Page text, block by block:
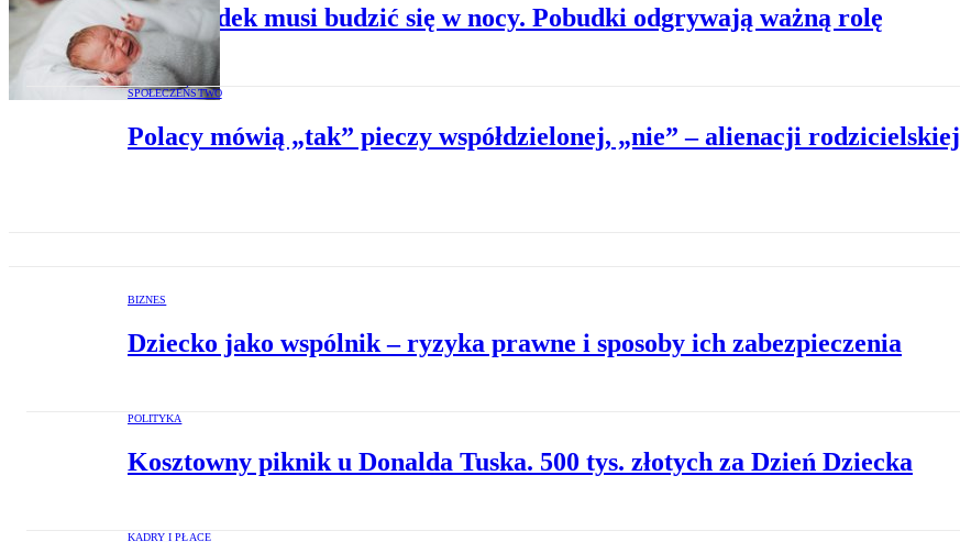
Noworodek musi budzić się w nocy. Pobudki odgrywają ważną rolę
SPOŁECZEŃSTWO
Polacy mówią „tak” pieczy współdzielonej, „nie” – alienacji rodzicielskiej
BIZNES
Dziecko jako wspólnik – ryzyka prawne i sposoby ich zabezpieczenia
POLITYKA
Kosztowny piknik u Donalda Tuska. 500 tys. złotych za Dzień Dziecka
KADRY I PŁACE